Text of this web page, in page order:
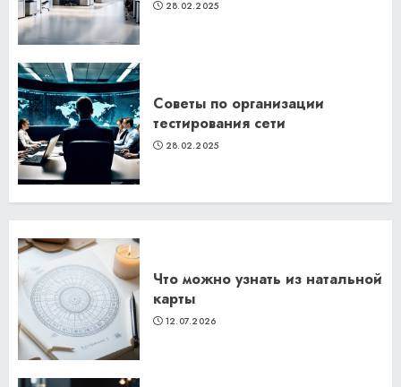
28.02.2025
Советы по организации
тестирования сети
28.02.2025
Что можно узнать из натальной
карты
12.07.2026